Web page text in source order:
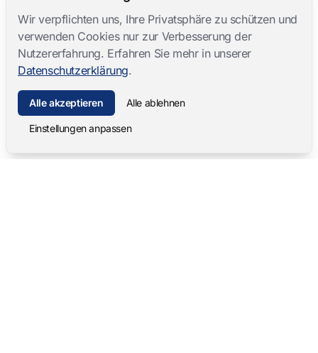
Wir verpflichten uns, Ihre Privatsphäre zu schützen und
verwenden Cookies nur zur Verbesserung der
Nutzererfahrung. Erfahren Sie mehr in unserer
Datenschutzerklärung.
Alle akzeptieren Alle ablehnen
Einstellungen anpassen